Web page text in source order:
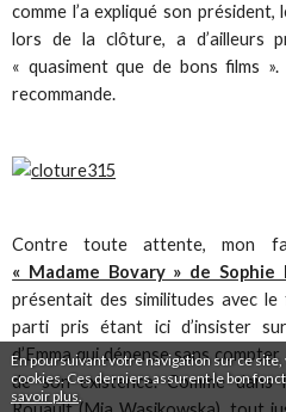
En poursuivant votre navigation sur ce
cookies. Ces derniers assurent le bon
savoir plus
comme l’a expliqué son
lors de la clôture, a d’ailleurs
« quasiment que de bons films
recommande.
Contre toute attente, mon
« Madame Bovary » de Sophie
présentait des similitudes avec le
parti pris étant ici d’insister
d’Emma qui dépense sans
de son existence. Comme dans